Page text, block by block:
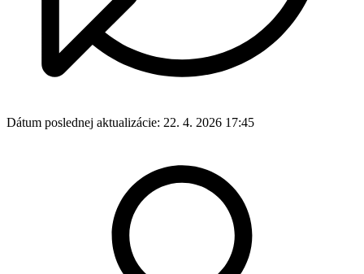
Dátum poslednej aktualizácie: 22. 4. 2026 17:45